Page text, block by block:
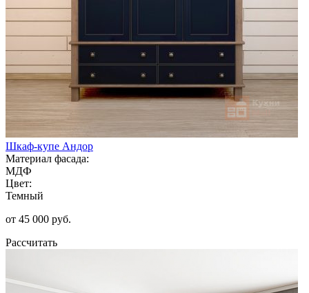
Шкаф-купе Андор
Материал фасада:
МДФ
Цвет:
Темный
от 45 000 руб.
Рассчитать